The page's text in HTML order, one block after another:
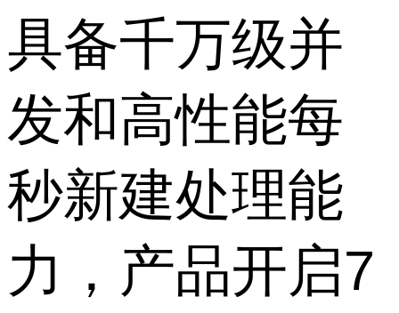
具备千万级并
发和高性能每
秒新建处理能
力，产品开启7